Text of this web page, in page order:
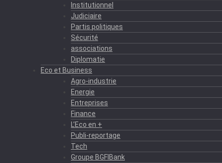
Institutionnel
Judiciaire
Partis politiques
Sécurité
associations
Diplomatie
Eco et Business
Agro-industrie
Energie
Entreprises
Finance
L’Eco en +
Publi-reportage
Tech
Groupe BGFIBank